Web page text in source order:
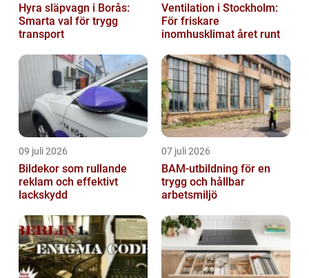
Hyra släpvagn i Borås:
Smarta val för trygg
transport
Ventilation i Stockholm:
För friskare
inomhusklimat året runt
09 juli 2026
Bildekor som rullande
reklam och effektivt
lackskydd
07 juli 2026
BAM-utbildning för en
trygg och hållbar
arbetsmiljö